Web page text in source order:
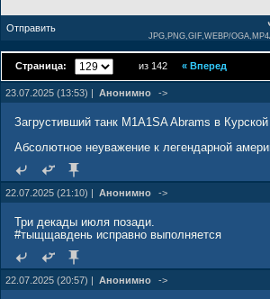
JPG,PNG,GIF,WEBP/
Страница: из 142 « Вперед
23.07.2025 (13:53) | Анонимно ->
Загрустивший танк M1A1SA Abrams в
Абсолютное неуважение к легендарной
22.07.2025 (21:10) | Анонимно ->
Три декады июля позади.
#тыщщавдень исправно выполняется
22.07.2025 (20:57) | Анонимно ->